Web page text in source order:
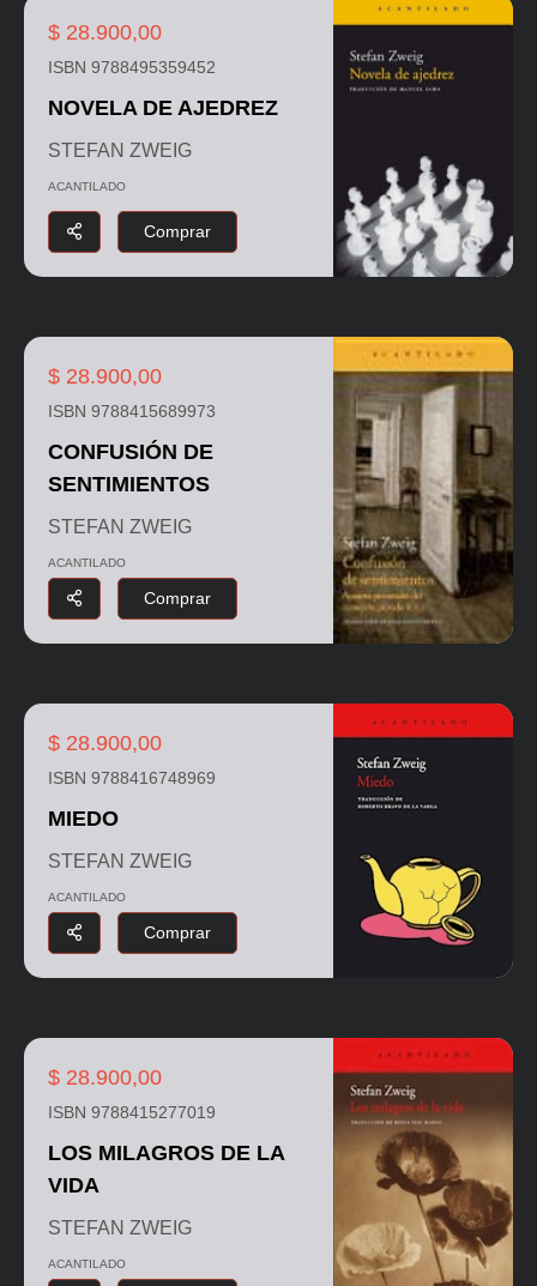
$ 28.900,00
ISBN 9788495359452
NOVELA DE AJEDREZ
STEFAN ZWEIG
ACANTILADO
Comprar
$ 28.900,00
ISBN 9788415689973
CONFUSIÓN DE
SENTIMIENTOS
STEFAN ZWEIG
ACANTILADO
Comprar
$ 28.900,00
ISBN 9788416748969
MIEDO
STEFAN ZWEIG
ACANTILADO
Comprar
$ 28.900,00
ISBN 9788415277019
LOS MILAGROS DE LA
VIDA
STEFAN ZWEIG
ACANTILADO